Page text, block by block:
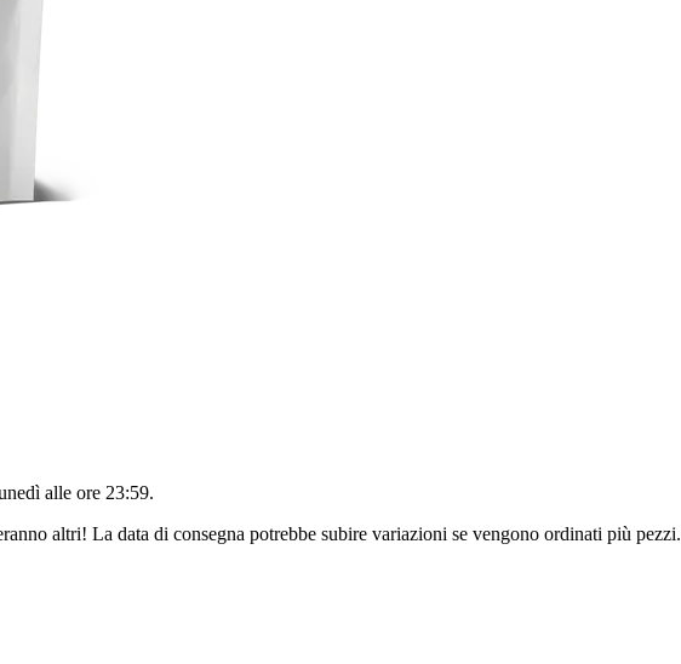
alle ore 23:59.
altri! La data di consegna potrebbe subire variazioni se vengono ordinati più pezzi.